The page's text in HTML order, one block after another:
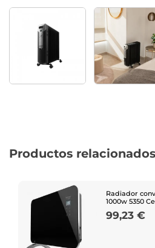
Productos
Radiador
1000w 5350
Price
99,23 €